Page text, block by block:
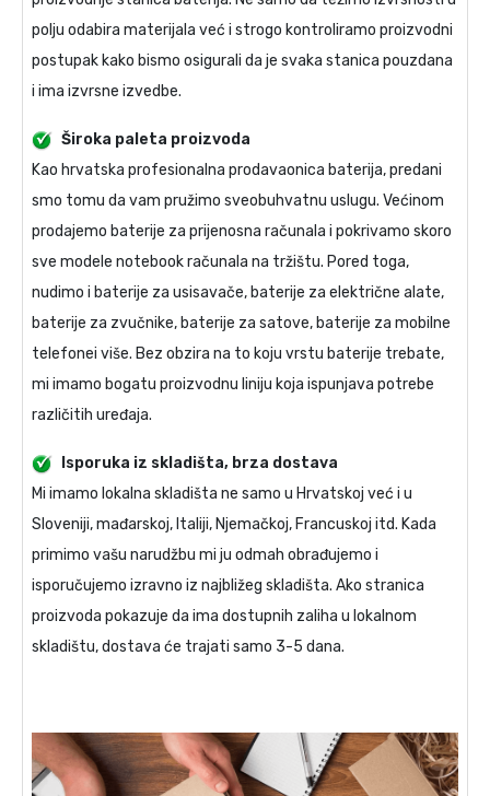
polju odabira materijala već i strogo kontroliramo proizvodni
postupak kako bismo osigurali da je svaka stanica pouzdana
i ima izvrsne izvedbe.
Široka paleta proizvoda
Kao hrvatska profesionalna prodavaonica baterija, predani
smo tomu da vam pružimo sveobuhvatnu uslugu. Većinom
prodajemo baterije za prijenosna računala i pokrivamo skoro
sve modele notebook računala na tržištu. Pored toga,
nudimo i baterije za usisavače, baterije za električne alate,
baterije za zvučnike, baterije za satove, baterije za mobilne
telefonei više. Bez obzira na to koju vrstu baterije trebate,
mi imamo bogatu proizvodnu liniju koja ispunjava potrebe
različitih uređaja.
Isporuka iz skladišta, brza dostava
Mi imamo lokalna skladišta ne samo u Hrvatskoj već i u
Sloveniji, mađarskoj, Italiji, Njemačkoj, Francuskoj itd. Kada
primimo vašu narudžbu mi ju odmah obrađujemo i
isporučujemo izravno iz najbližeg skladišta. Ako stranica
proizvoda pokazuje da ima dostupnih zaliha u lokalnom
skladištu, dostava će trajati samo 3-5 dana.